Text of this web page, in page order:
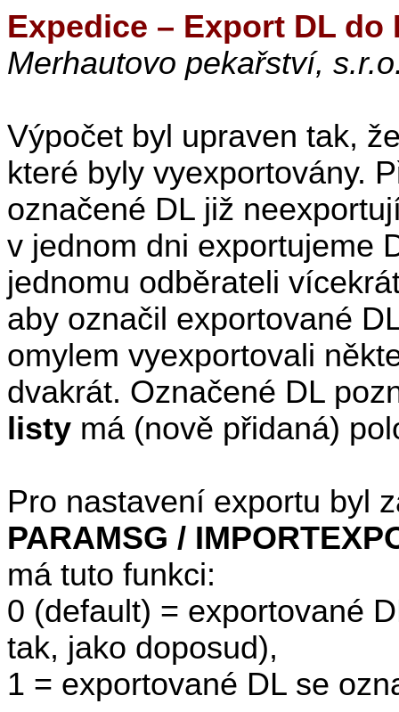
Expedice – Export DL do
Merhautovo pekařství,
Výpočet byl upraven tak,
které byly vyexportovány.
označené DL již
v jednom dni exportujeme
jednomu odběrateli
aby označil exportované
omylem vyexportovali
dvakrát. Označené DL
listy má (nově přidaná)
Pro nastavení exportu byl
PARAMSG /
má tuto funkci:
0 (default) = exportované
tak, jako doposud),
1 = exportované DL se